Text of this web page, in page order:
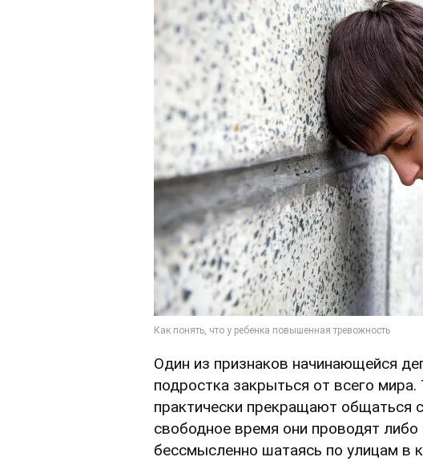
Один из признаков начинающейся
подростка закрыться от всего
практически прекращают общаться
свободное время они проводят
бессмысленно шатаясь по улицам в